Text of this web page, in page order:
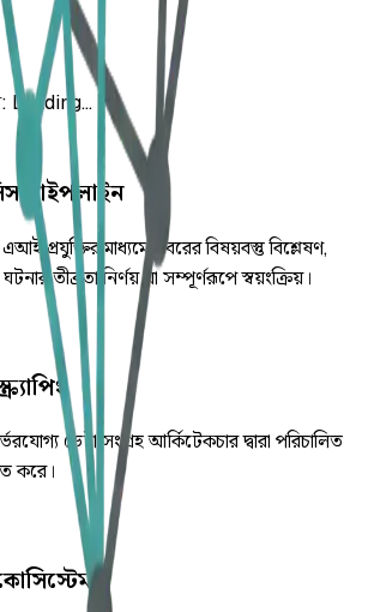
: Loading...
পাইপলাইন
প্রযুক্তির মাধ্যমে খবরের বিষয়বস্তু বিশ্লেষণ,
তীব্রতা নির্ণয় যা সম্পূর্ণরূপে স্বয়ংক্রিয়।
ডেটা সংগ্রহ আর্কিটেকচার দ্বারা পরিচালিত
করে।